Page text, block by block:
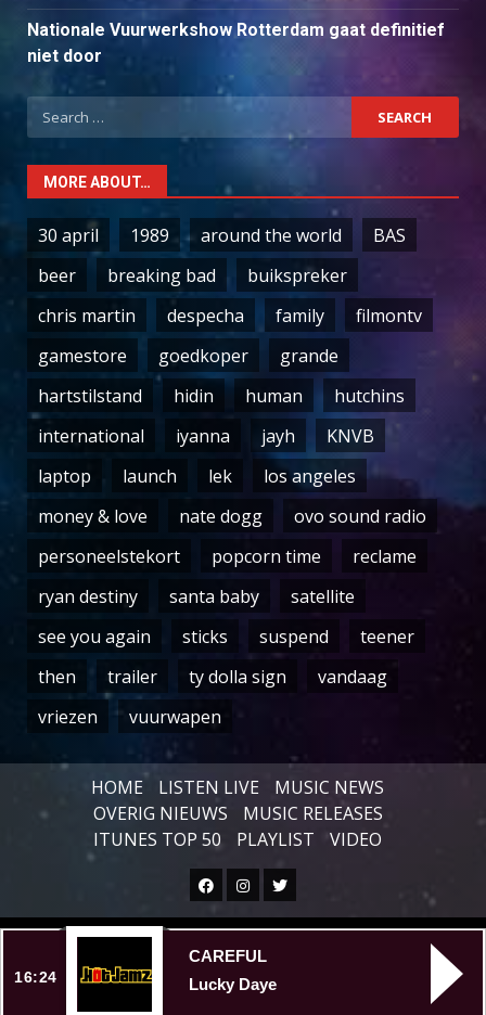
Nationale Vuurwerkshow Rotterdam gaat definitief
niet door
Search
for:
MORE ABOUT…
30 april 1989 around the world
BAS
beer
breaking bad
buikspreker
chris martin
despecha family
filmontv
gamestore
goedkoper
grande
hartstilstand
hidin human
hutchins
international
iyanna jayh
KNVB
laptop
launch lek
los angeles
money & love
nate dogg
ovo sound radio
personeelstekort
popcorn time
reclame
ryan destiny
santa baby
satellite
see you again
sticks suspend
teener
then
trailer ty dolla sign
vandaag
vriezen
vuurwapen
HOME LISTEN LIVE
MUSIC NEWS
OVERIG NIEUWS
MUSIC RELEASES
ITUNES TOP 50
PLAYLIST VIDEO
Facebook
Instagram
Twitter
Copyright © All rights reserved.
16:24
CAREFUL
Lucky Daye